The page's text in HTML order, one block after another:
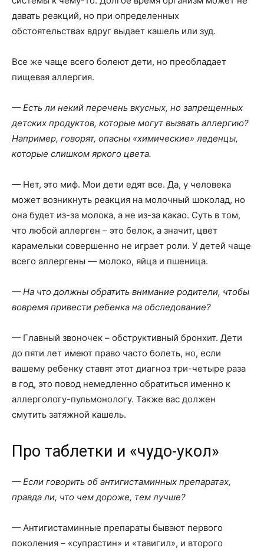
давать реакций, но при определенных
обстоятельствах вдруг выдает кашель или зуд.
Все же чаще всего болеют дети, но преобладает
пищевая аллергия.
— Есть ли некий перечень вкусных, но запрещенных
детских продуктов, которые могут вызвать аллергию?
Например, говорят, опасны «химические» леденцы,
которые слишком яркого цвета.
— Нет, это миф. Мои дети едят все. Да, у человека
может возникнуть реакция на молочный шоколад, но
она будет из-за молока, а не из-за какао. Суть в том,
что любой аллерген – это белок, а значит, цвет
карамельки совершенно не играет роли. У детей чаще
всего аллергены — молоко, яйца и пшеница.
— На что должны обратить внимание родители, чтобы
вовремя привести ребенка на обследование?
— Главный звоночек – обструктивный бронхит. Дети
до пяти лет имеют право часто болеть, но, если
вашему ребенку ставят этот диагноз три-четыре раза
в год, это повод немедленно обратиться именно к
аллергологу-пульмонологу. Также вас должен
смутить затяжной кашель.
Про таблетки и «чудо-укол»
— Если говорить об антигистаминных препаратах,
правда ли, что чем дороже, тем лучше?
— Антигистаминные препараты бывают первого
поколения – «супрастин» и «тавигил», и второго